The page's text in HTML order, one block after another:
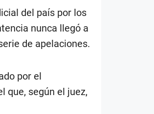
del país por los
nunca llegó a
de apelaciones.
por el
que, según el juez,